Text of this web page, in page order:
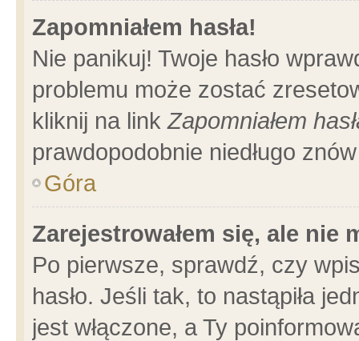
Zapomniałem hasła!
Nie panikuj! Twoje hasło
problemu może zostać
kliknij na linkZapomniałem
prawdopodobnie niedługo
Góra
Zarejestrowałem się, ale nie
Po pierwsze, sprawdź, czy
hasło. Jeśli tak, to nastąpiła
jest włączone, a Ty